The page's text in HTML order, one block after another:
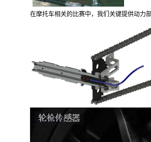
在摩托车相关的比赛中，我们关键提供动力